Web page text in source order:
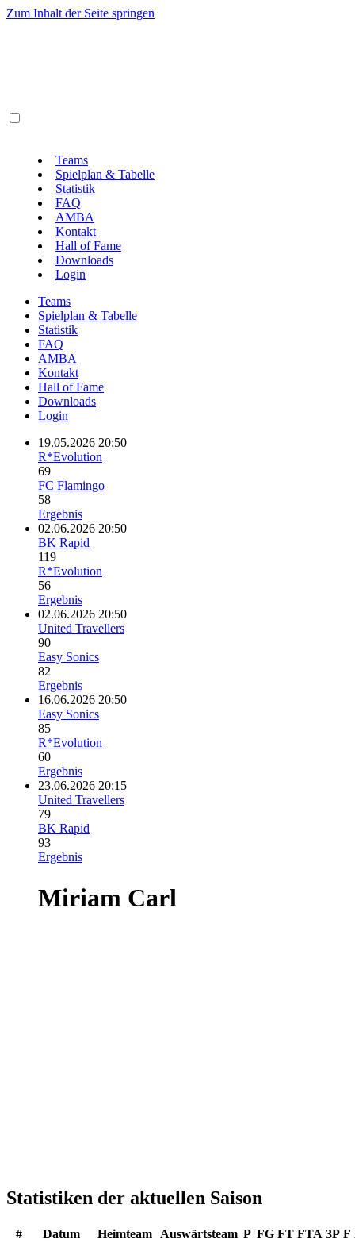
Zum Inhalt der Seite springen
Teams
Spielplan & Tabelle
Statistik
FAQ
AMBA
Kontakt
Hall of Fame
Downloads
Login
Teams
Spielplan & Tabelle
Statistik
FAQ
AMBA
Kontakt
Hall of Fame
Downloads
Login
19.05.2026 20:50
R*Evolution
69
FC Flamingo
58
Ergebnis
02.06.2026 20:50
BK Rapid
119
R*Evolution
56
Ergebnis
02.06.2026 20:50
United Travellers
90
Easy Sonics
82
Ergebnis
16.06.2026 20:50
Easy Sonics
85
R*Evolution
60
Ergebnis
23.06.2026 20:15
United Travellers
79
BK Rapid
93
Ergebnis
Miriam Carl
Statistiken der aktuellen Saison
# Datum Heimteam Auswärtsteam P FG FT FTA 3P F